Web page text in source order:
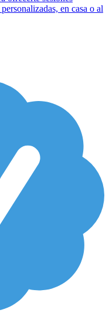
en casa o al